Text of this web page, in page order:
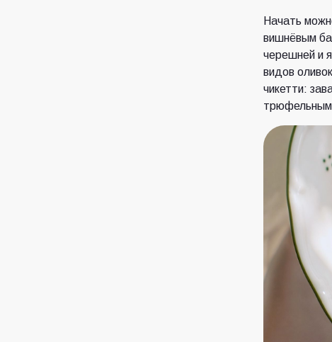
Начать
вишнёвым
черешней и
видов
чикетти: